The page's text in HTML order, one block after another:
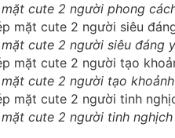
cute 2 người phong
cute 2 người siêu đáng
cute 2 người tạo
cute 2 người tinh nghịch